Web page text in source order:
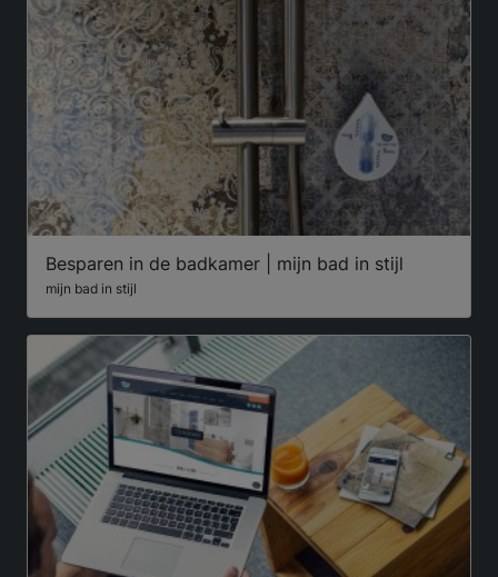
Besparen in de badkamer | mijn bad in stijl
mijn bad in stijl